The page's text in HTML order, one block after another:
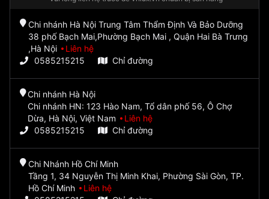
Chi nhánh Hà Nội Trung Tâm Thẩm Định Và Bảo Dưỡng
38 phố Bạch Mai,Phường Bạch Mai , Quận Hai Bà Trưng
,Hà Nội
Liên hệ
0585215215
Chỉ đường
Chi nhánh Hà Nội
Chi nhánh HN: 123 Hào Nam, Tổ dân phố 56, Ô Chợ
Dừa, Hà Nội, Việt Nam
Liên hệ
0585215215
Chỉ đường
Chi Nhánh Hồ Chí Minh
Tầng 1, 34 Nguyễn Thị Minh Khai, Phường Sài Gòn, TP.
Hồ Chí Minh
Liên hệ